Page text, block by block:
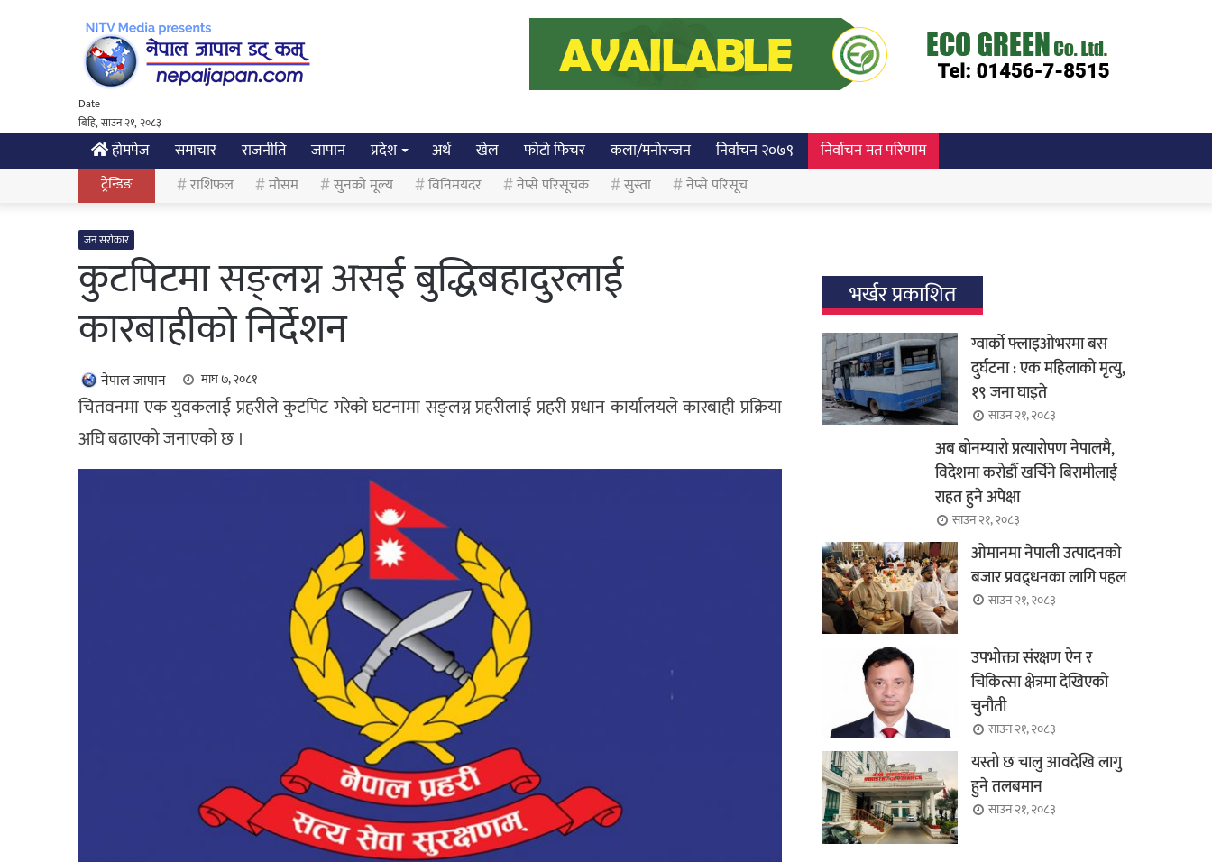
Date
बिहि, साउन २१, २०८३
होमपेज समाचार राजनीति जापान प्रदेश अर्थ खेल फोटो फिचर कला/मनोरन्जन निर्वाचन २०७९ निर्वाचन मत परिणाम
ट्रेन्डिङ राशिफल मौसम सुनको मूल्य विनिमयदर नेप्से परिसूचक सुस्ता नेप्से परिसूच
जन सरोकार
कुटपिटमा सङ्लग्न असई बुद्धिबहादुरलाई
कारबाहीको निर्देशन
नेपाल जापान माघ ७, २०८१
चितवनमा एक युवकलाई प्रहरीले कुटपिट गरेको घटनामा सङ्लग्न प्रहरीलाई प्रहरी प्रधान कार्यालयले कारबाही प्रक्रिया
अघि बढाएको जनाएको छ ।
भर्खर प्रकाशित
ग्वार्को फ्लाइओभरमा बस
दुर्घटना : एक महिलाको मृत्यु,
१९ जना घाइते
साउन २१, २०८३
अब बोनम्यारो प्रत्यारोपण नेपालमै,
विदेशमा करोडौँ खर्चिने बिरामीलाई
राहत हुने अपेक्षा
साउन २१, २०८३
ओमानमा नेपाली उत्पादनको
बजार प्रवद्र्धनका लागि पहल
साउन २१, २०८३
उपभोक्ता संरक्षण ऐन र
चिकित्सा क्षेत्रमा देखिएको
चुनौती
साउन २१, २०८३
यस्तो छ चालु आवदेखि लागु
हुने तलबमान
साउन २१, २०८३